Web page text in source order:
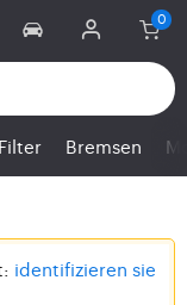
Filter Bremsen
identifizieren sie